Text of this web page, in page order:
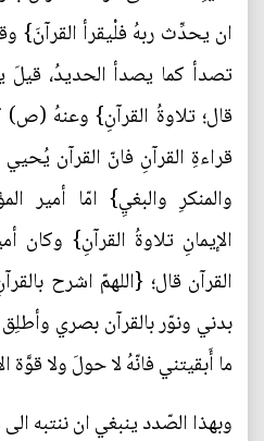
ان يحدِّث ربهُ فلْيقرأ
تصدأ كما يصدأ الحديدُ، قيلَ
قال؛ تلاوةُ القرآنِ} وعنهُ
قراءةِ القرآنِ فانّ القرآن
والمنكرِ والبغيِ} امّا أمير
الإيمانِ تلاوةُ القرآنِ} وكان
القرآن قال؛ {اللهمّ اشرح
بدني ونوّر بالقرآن بصري
ما أَبقيتني فانّهُ لا حولَ ولا قوَّة
وبهذا الصّدد ينبغي ان ننتبه الى